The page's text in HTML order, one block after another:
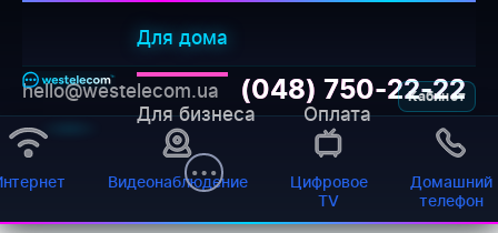
Для дома
Для бизнеса Оплата
Кабинет
hello@westelecom.ua (048) 750-22-22
Видеонаблюдение
Цифровое
TV
Домашний
телефон